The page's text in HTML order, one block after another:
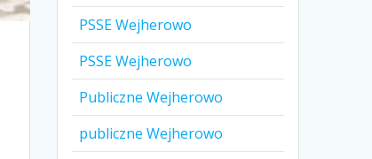
PSSE Wejherowo
PSSE Wejherowo
Publiczne Wejherowo
publiczne Wejherowo